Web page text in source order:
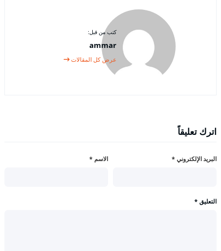
كتب من قبل:
ammar
عرض كل المقالات
اترك تعليقاً
الاسم * البريد الإلكتروني *
التعليق *